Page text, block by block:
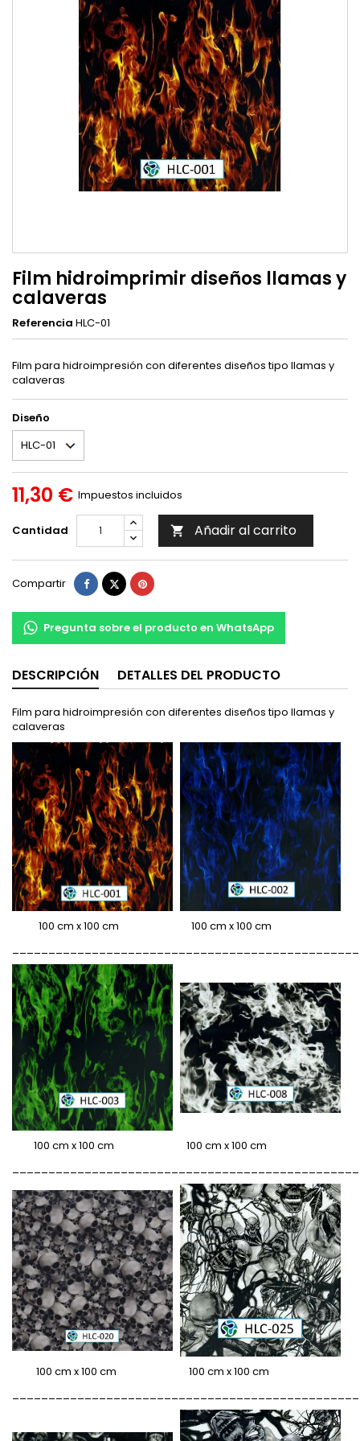
Film hidroimprimir diseños llamas y
calaveras
Referencia HLC-01
Film para hidroimpresión con diferentes diseños tipo llamas y
calaveras
Diseño
11,30 € Impuestos incluidos
Cantidad  Añadir al carrito
Compartir Compartir
TuitearPinterest
Pregunta sobre el producto en WhatsApp
DESCRIPCIÓN DETALLES DEL PRODUCTO
Film para hidroimpresión con diferentes diseños tipo llamas y
calaveras
100 cm x 100 cm 100 cm x 100 cm
100 cm x 100 cm 100 cm x 100 cm
100 cm x 100 cm 100 cm x 100 cm